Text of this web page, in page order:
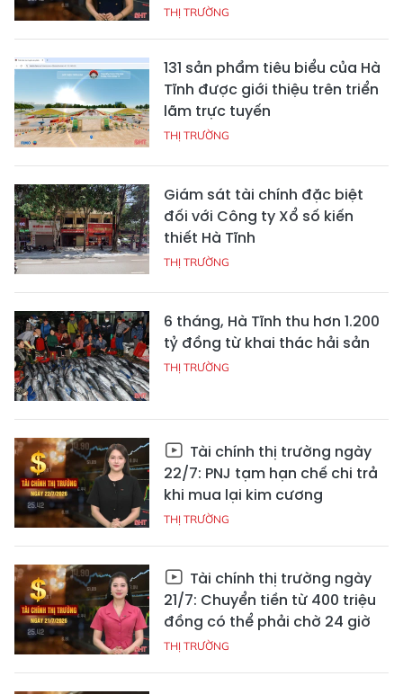
THỊ TRƯỜNG
131 sản phẩm tiêu biểu của Hà
Tĩnh được giới thiệu trên triển
lãm trực tuyến
THỊ TRƯỜNG
Giám sát tài chính đặc biệt
đối với Công ty Xổ số kiến
thiết Hà Tĩnh
THỊ TRƯỜNG
6 tháng, Hà Tĩnh thu hơn 1.200
tỷ đồng từ khai thác hải sản
THỊ TRƯỜNG
Tài chính thị trường ngày
22/7: PNJ tạm hạn chế chi trả
khi mua lại kim cương
THỊ TRƯỜNG
Tài chính thị trường ngày
21/7: Chuyển tiền từ 400 triệu
đồng có thể phải chờ 24 giờ
THỊ TRƯỜNG